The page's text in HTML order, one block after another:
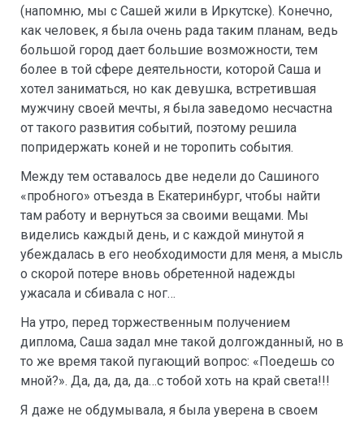
(напомню, мы с Сашей жили в Иркутске). Конечно,
как человек, я была очень рада таким планам, ведь
большой город дает большие возможности, тем
более в той сфере деятельности, которой Саша и
хотел заниматься, но как девушка, встретившая
мужчину своей мечты, я была заведомо несчастна
от такого развития событий, поэтому решила
попридержать коней и не торопить события.
Между тем оставалось две недели до Сашиного
«пробного» отъезда в Екатеринбург, чтобы найти
там работу и вернуться за своими вещами. Мы
виделись каждый день, и с каждой минутой я
убеждалась в его необходимости для меня, а мысль
о скорой потере вновь обретенной надежды
ужасала и сбивала с ног…
На утро, перед торжественным получением
диплома, Саша задал мне такой долгожданный, но в
то же время такой пугающий вопрос: «Поедешь со
мной?». Да, да, да, да…с тобой хоть на край света!!!
Я даже не обдумывала, я была уверена в своем